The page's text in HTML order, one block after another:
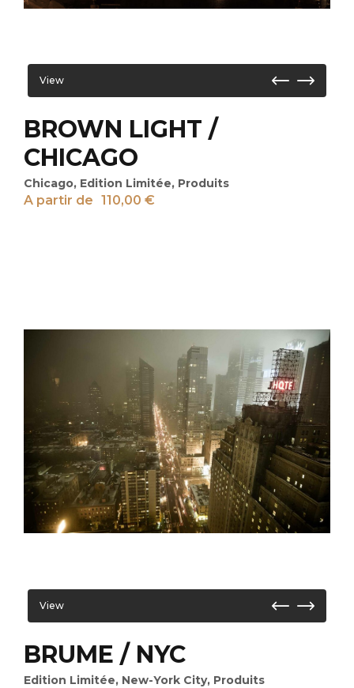
View
BROWN LIGHT /
CHICAGO
Chicago, Edition Limitée, Produits
A partir de 110,00 €
View
BRUME / NYC
Edition Limitée, New-York City, Produits